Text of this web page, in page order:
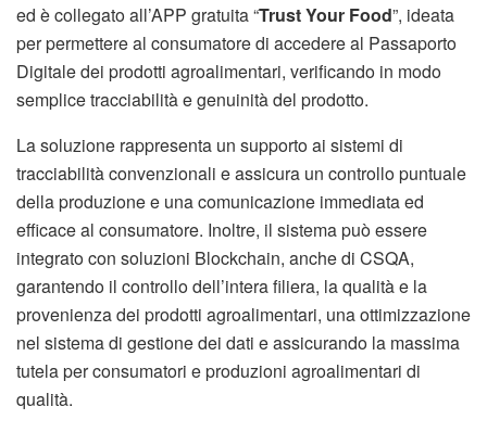
ed è collegato all’APP gratuita “Trust Your Food”, ideata
per permettere al consumatore di accedere al Passaporto
Digitale dei prodotti agroalimentari, verificando in modo
semplice tracciabilità e genuinità del prodotto.
La soluzione rappresenta un supporto ai sistemi di
tracciabilità convenzionali e assicura un controllo puntuale
della produzione e una comunicazione immediata ed
efficace al consumatore. Inoltre, il sistema può essere
integrato con soluzioni Blockchain, anche di CSQA,
garantendo il controllo dell’intera filiera, la qualità e la
provenienza dei prodotti agroalimentari, una ottimizzazione
nel sistema di gestione dei dati e assicurando la massima
tutela per consumatori e produzioni agroalimentari di
qualità.